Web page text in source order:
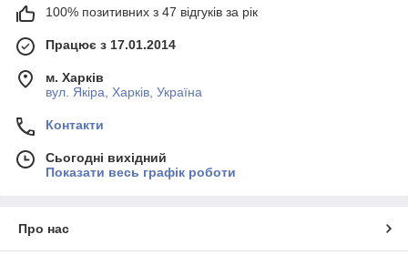
100% позитивних з 47 відгуків за рік
Працює з 17.01.2014
м. Харків
вул. Якіра, Харків, Україна
Контакти
Сьогодні вихідний
Показати весь графік роботи
Про нас